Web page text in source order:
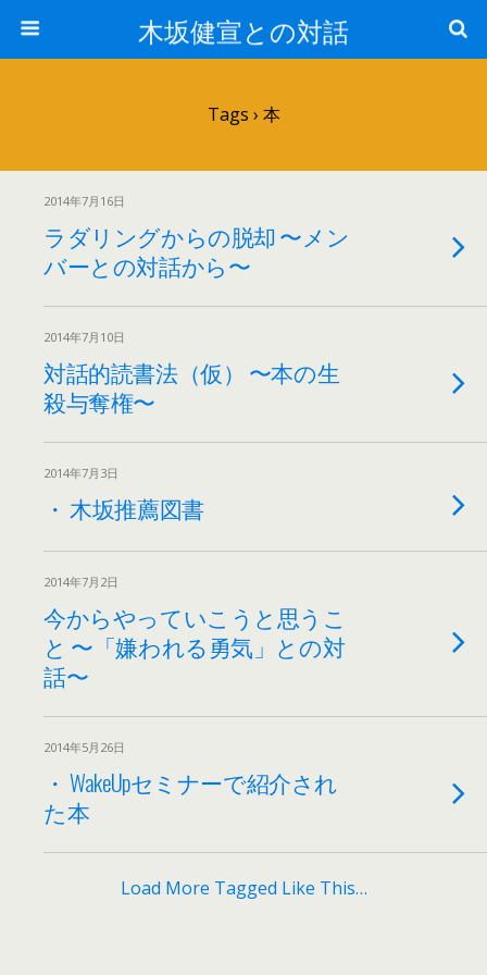
木坂健宣との対話
Tags › 本
2014年7月16日
ラダリングからの脱却 〜メン
バーとの対話から〜
2014年7月10日
対話的読書法（仮） 〜本の生
殺与奪権〜
2014年7月3日
・ 木坂推薦図書
2014年7月2日
今からやっていこうと思うこ
と 〜「嫌われる勇気」との対
話〜
2014年5月26日
・ WakeUpセミナーで紹介され
た本
Load More Tagged Like This…